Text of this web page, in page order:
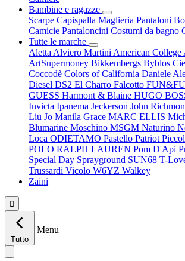
Bambine e ragazze
Scarpe Capispalla Maglieria Pantaloni
Camicie Pantaloncini Costumi da bagno
Tutte le marche
Aletta Alviero Martini American College
ArtSupermoney Bikkembergs Byblos
Coccodè Colors of California Daniele
Diesel DS2 El Charro Falcotto
GUESS Harmont & Blaine HUGO
Invicta Ipanema Jeckerson John
Liu Jo Manila Grace MARC ELLIS
Blumarine Moschino MSGM Naturino
Loca ODIETAMO Pastello Patriot
POLO RALPH LAUREN Pom D'Api
Special Day Sprayground SUN68 T-
Trussardi Vicolo W6YZ Walkey
Zaini

Tutto
Menu